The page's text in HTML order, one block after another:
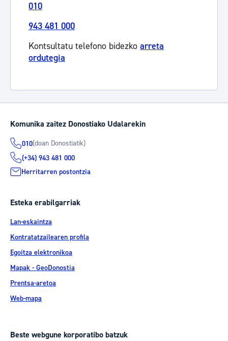
010
943 481 000
Kontsultatu telefono bidezko arreta
ordutegia
Komunika zaitez Donostiako Udalarekin
010(doan Donostiatik)
(+34) 943 481 000
Herritarren postontzia
Esteka erabilgarriak
Lan-eskaintza
Kontratatzailearen profila
Egoitza elektronikoa
Mapak - GeoDonostia
Prentsa-aretoa
Web-mapa
Beste webgune korporatibo batzuk